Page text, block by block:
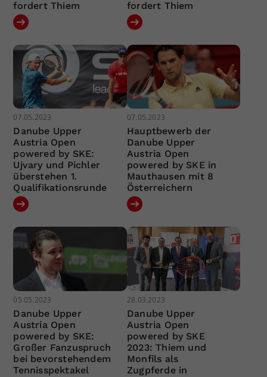
fordert Thiem
fordert Thiem
07.05.2023
Danube Upper
Austria Open
powered by SKE:
Ujvary und Pichler
überstehen 1.
Qualifikationsrunde
07.05.2023
Hauptbewerb der
Danube Upper
Austria Open
powered by SKE in
Mauthausen mit 8
Österreichern
05.05.2023
Danube Upper
Austria Open
powered by SKE:
Großer Fanzuspruch
bei bevorstehendem
Tennisspektakel
28.03.2023
Danube Upper
Austria Open
powered by SKE
2023: Thiem und
Monfils als
Zugpferde in